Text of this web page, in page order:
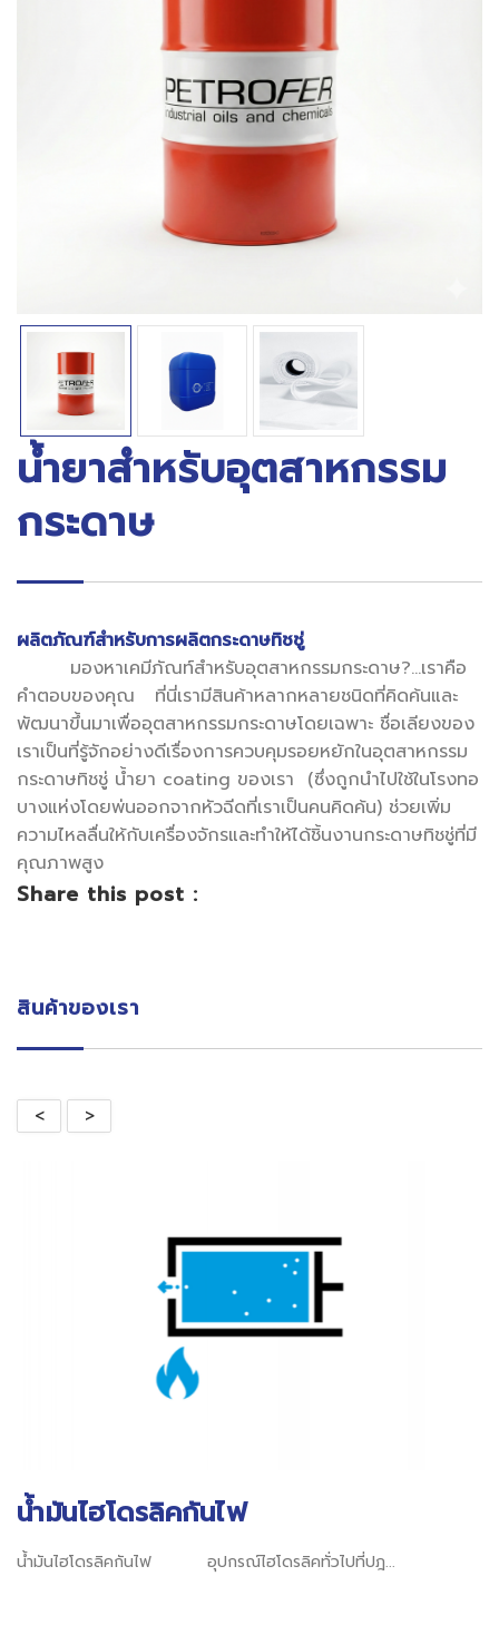
น้ำยาสำหรับอุตสาหกรรม
กระดาษ
ผลิตภัณฑ์สำหรับการผลิตกระดาษทิชชู่
มองหาเคมีภัณท์สำหรับอุตสาหกรรมกระดาษ?...เราคือ
คำตอบของคุณ ที่นี่เรามีสินค้าหลากหลายชนิดที่คิดค้นและ
พัฒนาขึ้นมาเพื่ออุตสาหกรรมกระดาษโดยเฉพาะ ชื่อเลียงของ
เราเป็นที่รู้จักอย่างดีเรื่องการควบคุมรอยหยักในอุตสาหกรรม
กระดาษทิชชู่ น้ำยา coating ของเรา (ซึ่งถูกนำไปใช้ในโรงทอ
บางแห่งโดยพ่นออกจากหัวฉีดที่เราเป็นคนคิดค้น) ช่วยเพิ่ม
ความไหลลื่นให้กับเครื่องจักรและทำให้ได้ชิ้นงานกระดาษทิชชู่ที่มี
คุณภาพสูง
Share this post :
สินค้าของเรา
น้ำมันไฮโดรลิคกันไฟ
น้ำมันไฮโดรลิคกันไฟ อุปกรณ์ไฮโดรลิคทั่วไปที่ปฎ...